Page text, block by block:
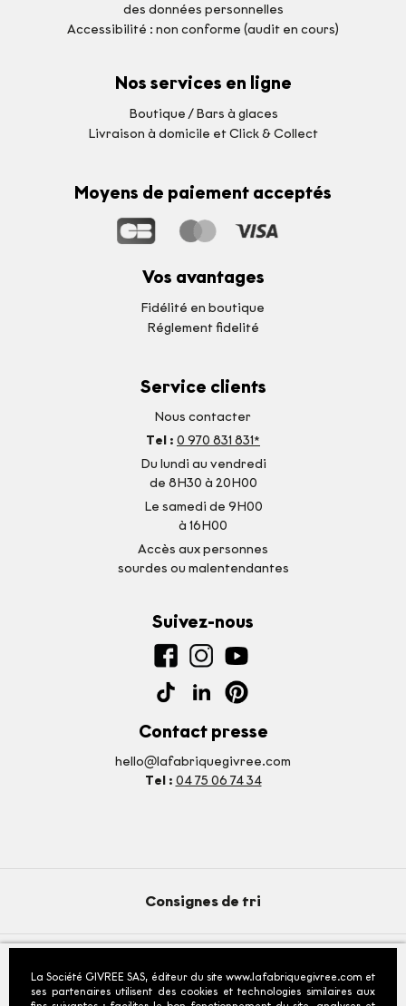
La Société GIVREE SAS, éditeur du site www.lafabriquegivree.com et
ses partenaires utilisent des cookies et technologies similaires aux
des données personnelles
Accessibilité : non conforme (audit en cours)
Nos services en ligne
Boutique / Bars à glaces
Livraison à domicile et Click & Collect
Moyens de paiement acceptés
Vos avantages
Fidélité en boutique
Réglement fidelité
Service clients
Nous contacter
Tel : 0 970 831 831*
Du lundi au vendredi
de 8H30 à 20H00
Le samedi de 9H00
à 16H00
Accès aux personnes
sourdes ou malentendantes
Suivez-nous
Contact presse
hello@lafabriquegivree.com
Tel : 04 75 06 74 34
Consignes de tri
© 2026 - La Fabrique Givrée- Tous droits reservés